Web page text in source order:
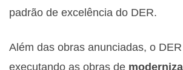
padrão de excelência do DER.
Além das obras anunciadas, o
executando as obras de